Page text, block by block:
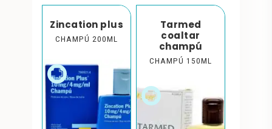
Zincation plus
CHAMPÚ 200ML
Tarmed
coaltar
champú
CHAMPÚ 150ML